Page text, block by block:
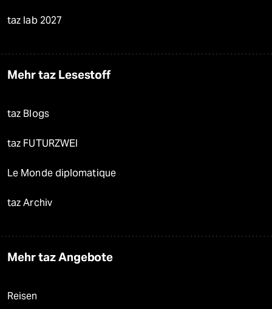
taz lab 2027
Mehr taz Lesestoff
taz Blogs
taz FUTURZWEI
Le Monde diplomatique
taz Archiv
Mehr taz Angebote
Reisen